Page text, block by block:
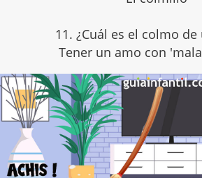
11. ¿Cuál es el colmo
Tener un amo con